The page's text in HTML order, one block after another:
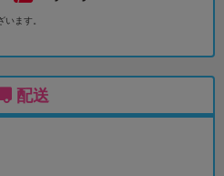
ます。
配送